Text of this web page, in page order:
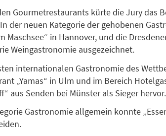
Gourmetrestaurants kürte die Jury das
der neuen Kategorie der gehobenen
Maschsee“ in Hannover, und die
Weingastronomie ausgezeichnet.
internationalen Gastronomie des
„Yamas“ in Ulm und im Bereich
aus Senden bei Münster als Sieger hervor.
Gastronomie allgemein konnte